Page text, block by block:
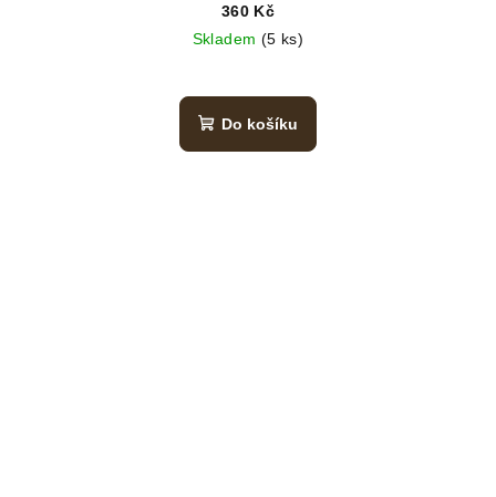
360 Kč
Skladem (5 ks)
Do košíku